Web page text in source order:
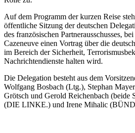
Auf dem Programm der kurzen Reise
öffentliche Sitzung der deutschen
des französischen Partnerausschusses,
Cazeneuve einen Vortrag über die
im Bereich der Sicherheit,
Nachrichtendienste halten wird.
Die Delegation besteht aus dem
Wolfgang Bosbach (Ltg.), Stephan
Grötsch und Gerold Reichenbach (beide
(DIE LINKE.) und Irene Mihalic